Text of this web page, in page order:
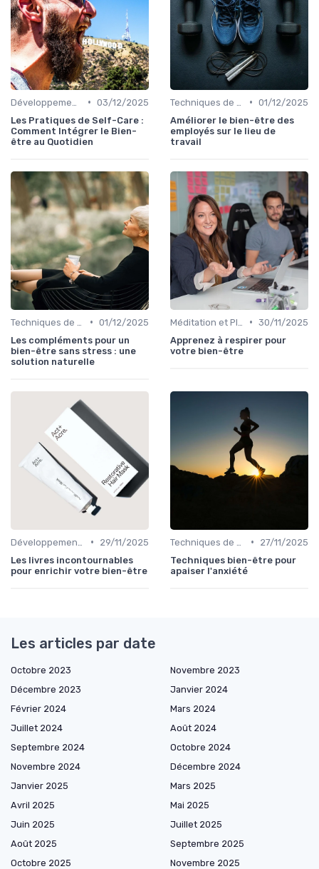
• 03/12/2025
Les Pratiques de Self-Care :
Comment Intégrer le Bien-
être au Quotidien
• 01/12/2025
Améliorer le bien-être des
employés sur le lieu de
travail
• 01/12/2025
Les compléments pour un
bien-être sans stress : une
solution naturelle
• 30/11/2025
Apprenez à respirer pour
votre bien-être
•
29/11/2025
Les livres incontournables
pour enrichir votre bien-être
•
27/11/2025
Techniques bien-être pour
apaiser l'anxiété
Les articles par date
Octobre 2023
Novembre 2023
Décembre 2023
Janvier 2024
Février 2024
Mars 2024
Juillet 2024
Août 2024
Septembre 2024
Octobre 2024
Novembre 2024
Décembre 2024
Janvier 2025
Mars 2025
Avril 2025
Mai 2025
Juin 2025
Juillet 2025
Août 2025
Septembre 2025
Octobre 2025
Novembre 2025